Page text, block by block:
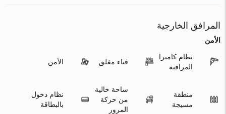
المرافق الخارجية
الأمن
نظام كاميرا
المراقبة
فناء مغلق الأمن
منطقة
مسيجة
ساحة خالية
من حركة
المرور
نظام دخول
بالبطاقة